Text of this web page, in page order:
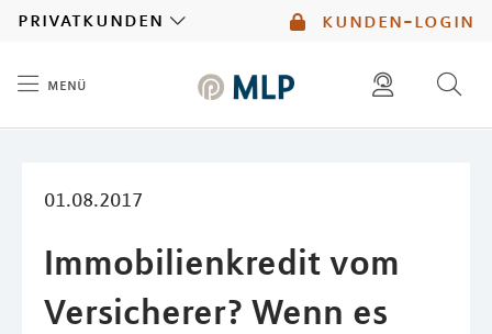
kunden-login
privatkunden
menü
01.08.2017
Immobilienkredit vom
Versicherer? Wenn es